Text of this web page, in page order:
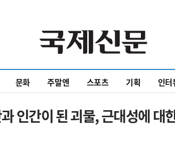
문화 주말엔 스포츠 기획 인터
인간이 된 괴물, 근대성에 대